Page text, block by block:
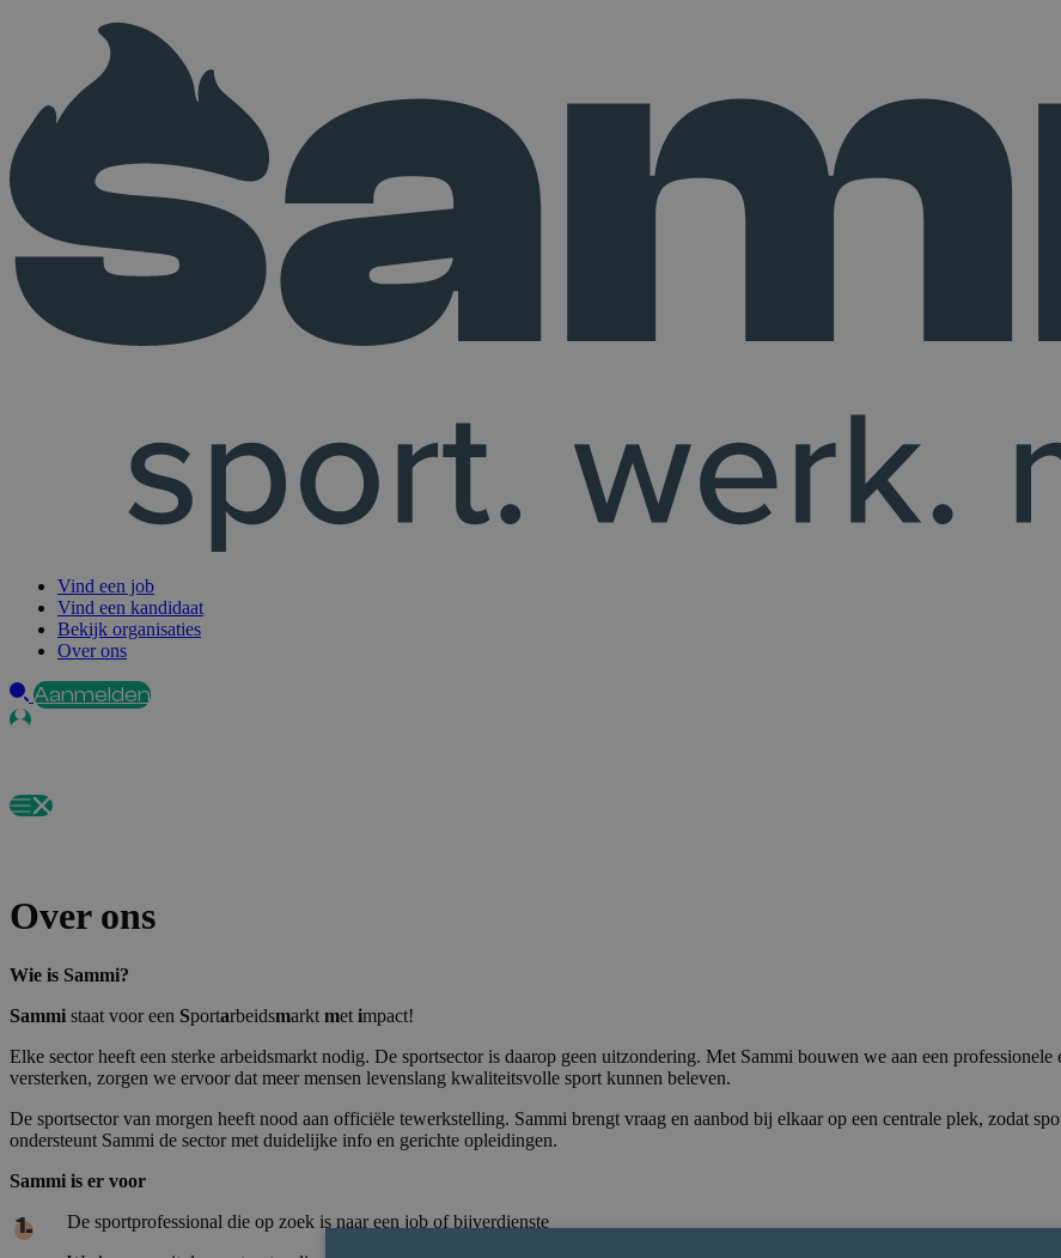
Vind een job
Vind een kandidaat
Bekijk organisaties
Over ons
Aanmelden
Over ons
Wie is Sammi?
Sammi staat voor een Sportarbeidsmarkt met impact!
Elke sector heeft een sterke arbeidsmarkt nodig. De sportsector is daarop geen uitzondering. Met Sammi bouwen we aan een
versterken, zorgen we ervoor dat meer mensen levenslang kwaliteitsvolle sport kunnen beleven.
De sportsector van morgen heeft nood aan officiële tewerkstelling. Sammi brengt vraag en aanbod bij elkaar op een centrale plek, zodat
ondersteunt Sammi de sector met duidelijke info en gerichte opleidingen.
Sammi is er voor
De sportprofessional die op zoek is naar een job of bijverdienste